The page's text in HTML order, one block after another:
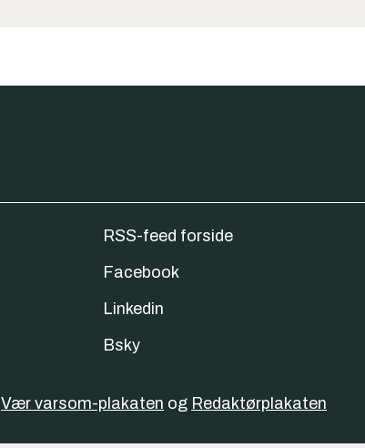
RSS-feed forside
Facebook
Linkedin
Bsky
Vær varsom-plakaten og Redaktørplakaten